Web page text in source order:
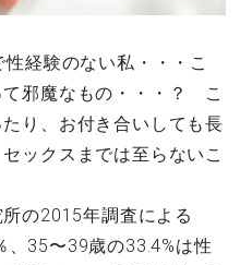
経験のない私・・・こ
て邪魔なもの・・・？ こ
り、お付き合いしても長
ックスまでは至らないこ
の2015年調査による
、35〜39歳の33.4%は性